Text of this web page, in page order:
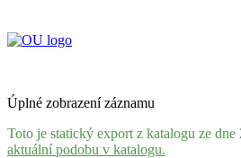
Úplné zobrazení záznamu
Toto je statický export z katalogu ze dne
aktuální podobu v katalogu.